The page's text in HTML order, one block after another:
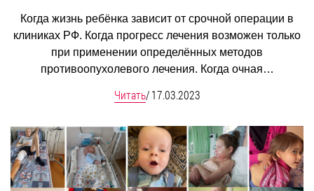
Когда жизнь ребёнка зависит от срочной операции в
клиниках РФ. Когда прогресс лечения возможен только
при применении определённых методов
противоопухолевого лечения. Когда очная…
Читать/ 17.03.2023